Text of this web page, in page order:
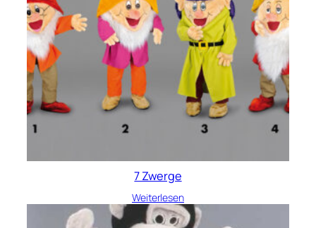
7 Zwerge
Weiterlesen